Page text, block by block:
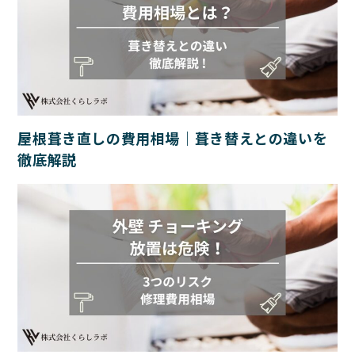
屋根葺き直しの費用相場｜葺き替えとの違いを
徹底解説